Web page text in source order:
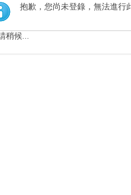
抱歉，您尚未登錄，無法進行
稍候...